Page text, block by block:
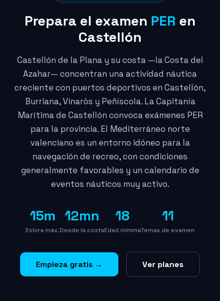
Prepara el examen PER en
Castellón
Castellón de la Plana y su costa —la Costa del
Azahar— concentran una actividad náutica
creciente con puertos deportivos en Castellón,
Burriana, Vinaròs y Peñíscola. La Capitanía
Marítima de Castellón convoca exámenes PER
para la provincia. El Mediterráneo norte
valenciano es un entorno idóneo para la
navegación de recreo, con condiciones
generalmente favorables y un calendario de
eventos náuticos muy activo.
15m
Eslora máx.
12mn
Desde la costa
18
Edad mínima
11
Temas de examen
Empieza gratis → Ver planes